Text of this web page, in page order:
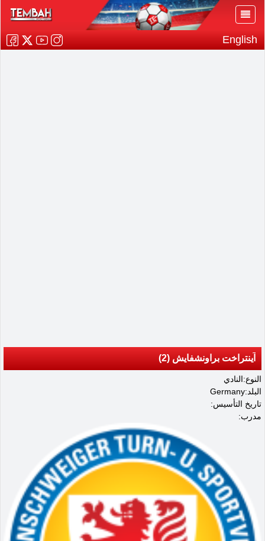
English
آينتراخت براونشفايش (2)
النوع:النادي
البلد:Germany
تاريخ التأسيس:
مدرب: